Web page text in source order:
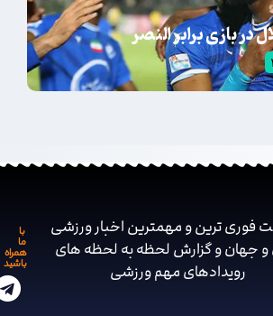
بازی برابر النصر
فوری ترین و مهمترین اخبار ورزشی
و جهان و گزارش لحظه به لحظه های
رویدادهای مهم ‌ورزشی
همراه
باشید